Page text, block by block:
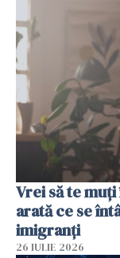
Vrei să te
arată ce se
imigranți
26 IULIE 2026